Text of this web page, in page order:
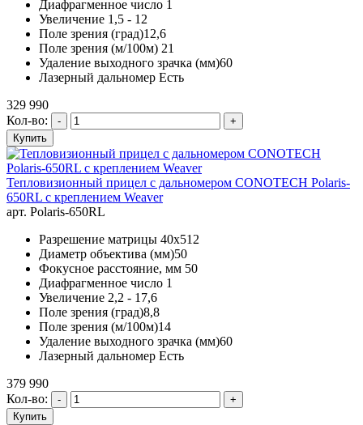
Диафрагменное число 1
Увеличение 1,5 - 12
Поле зрения (град)12,6
Поле зрения (м/100м) 21
Удаление выходного зрачка (мм)60
Лазерный дальномер Есть
329 990
Кол-во:
Тепловизионный прицел с дальномером CONOTECH Polaris-
650RL с креплением Weaver
арт. Polaris-650RL
Разрешение матрицы 40x512
Диаметр объектива (мм)50
Фокусное расстояние, мм 50
Диафрагменное число 1
Увеличение 2,2 - 17,6
Поле зрения (град)8,8
Поле зрения (м/100м)14
Удаление выходного зрачка (мм)60
Лазерный дальномер Есть
379 990
Кол-во: